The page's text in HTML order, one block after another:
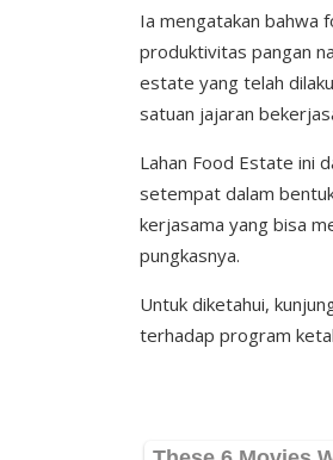
Ia mengatakan bahwa
produktivitas pangan
estate yang telah
satuan jajaran
Lahan Food Estate ini
setempat dalam
kerjasama yang bisa
pungkasnya.
Untuk diketahui,
terhadap program